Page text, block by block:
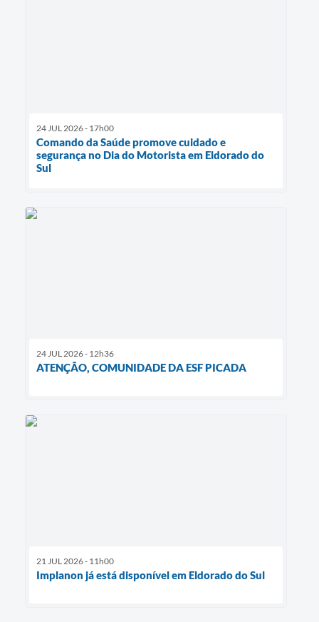
24 JUL 2026 - 17h00
Comando da Saúde promove cuidado e
segurança no Dia do Motorista em Eldorado do
Sul
24 JUL 2026 - 12h36
ATENÇÃO, COMUNIDADE DA ESF PICADA
21 JUL 2026 - 11h00
Implanon já está disponível em Eldorado do Sul